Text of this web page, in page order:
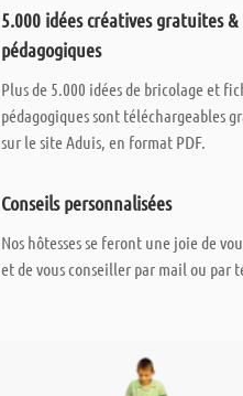
5.000 idées créatives gratuites &
pédagogiques
Plus de 5.000 idées de bricolage et
pédagogiques sont téléchargeables
sur le site Aduis, en format PDF.
Conseils personnalisées
Nos hôtesses se feront une joie de
et de vous conseiller par mail ou par